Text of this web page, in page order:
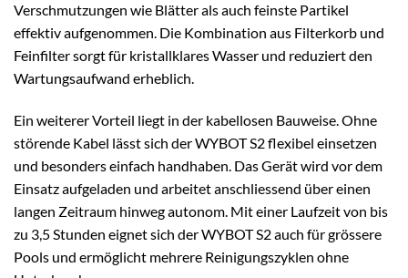
Verschmutzungen wie Blätter als auch feinste Partikel
effektiv aufgenommen. Die Kombination aus Filterkorb und
Feinfilter sorgt für kristallklares Wasser und reduziert den
Wartungsaufwand erheblich.
Ein weiterer Vorteil liegt in der kabellosen Bauweise. Ohne
störende Kabel lässt sich der WYBOT S2 flexibel einsetzen
und besonders einfach handhaben. Das Gerät wird vor dem
Einsatz aufgeladen und arbeitet anschliessend über einen
langen Zeitraum hinweg autonom. Mit einer Laufzeit von bis
zu 3,5 Stunden eignet sich der WYBOT S2 auch für grössere
Pools und ermöglicht mehrere Reinigungszyklen ohne